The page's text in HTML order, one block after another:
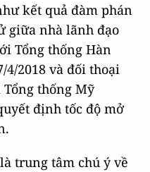
kết quả đàm phán
giữa nhà lãnh đạo
Tổng thống Hàn
4/2018 và đối thoại
thống Mỹ
định tốc độ mở
trung tâm chú ý về